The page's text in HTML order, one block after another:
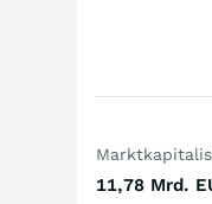
11,78 Mrd.